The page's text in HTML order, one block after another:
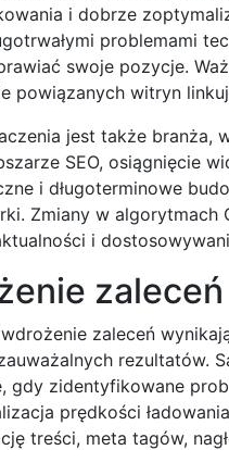
i dobrze
problemami
swoje pozycje.
powiązanych witryn
jest także branża,
SEO, osiągnięcie
i długoterminowe
Zmiany w
i
zaleceń
rezultatów.
gdy zidentyfikowane
prędkości
treści, meta tagów,